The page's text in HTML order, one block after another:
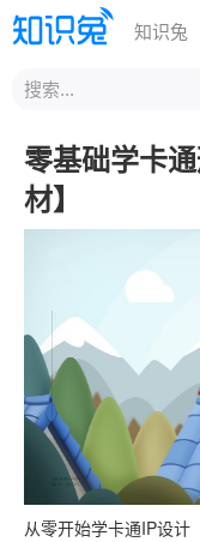
知识兔
站
内
索首页 分享下载
编程开发
零基础学卡
材】
从零开始学卡通IP设计